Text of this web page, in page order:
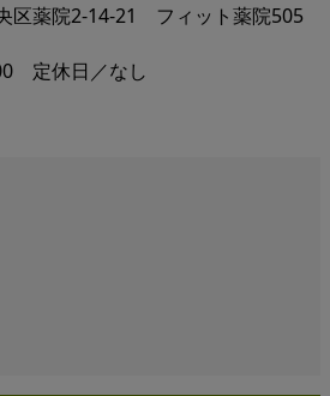
区薬院2-14-21 フィット薬院505
定休日／なし